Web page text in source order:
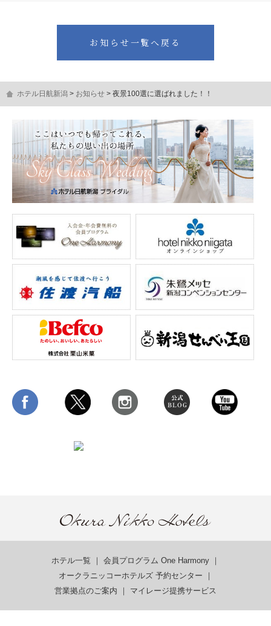
お知らせ一覧へ戻る
ホテル日航新潟 お知らせ 夜景100選に選ばれました！！
ホテル一覧 ｜ 会員プログラム One Harmony ｜
オークラニッコーホテルズ 予約センター ｜
営業拠点のご案内 ｜ マイレージ提携サービス